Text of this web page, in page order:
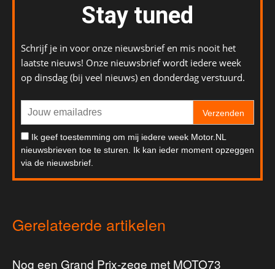
Stay tuned
Schrijf je in voor onze nieuwsbrief en mis nooit het
laatste nieuws! Onze nieuwsbrief wordt iedere week
op dinsdag (bij veel nieuws) en donderdag verstuurd.
Verzenden
Ik geef toestemming om mij iedere week Motor.NL
nieuwsbrieven toe te sturen. Ik kan ieder moment opzeggen
via de nieuwsbrief.
Gerelateerde artikelen
Nog een Grand Prix-zege met MOTO73